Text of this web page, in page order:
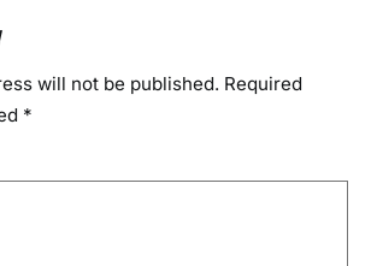
i
will not be published. Required
*